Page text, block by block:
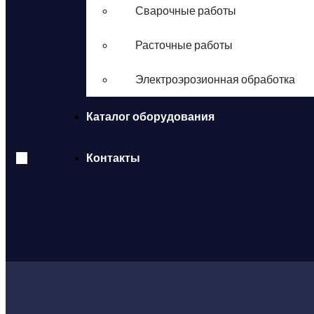
Сварочные работы
Расточные работы
Электроэрозионная обработка
Каталог оборудования
Контакты